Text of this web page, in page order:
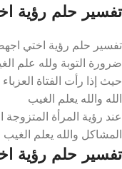
تفسير حلم رؤية
تفسير حلم رؤية اختي
ضرورة التوبة ولله علم
حيث إذا رأت الفتاة
الله والله يعلم الغيب
عند رؤية المرأة
المشاكل والله يعلم الغيب
تفسير حلم رؤية